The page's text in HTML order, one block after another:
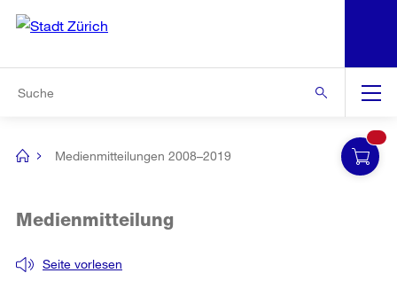
Navigation
[no
Medienmitteilungen 2008–2019
Seite vorlesen
Medienmitteilung